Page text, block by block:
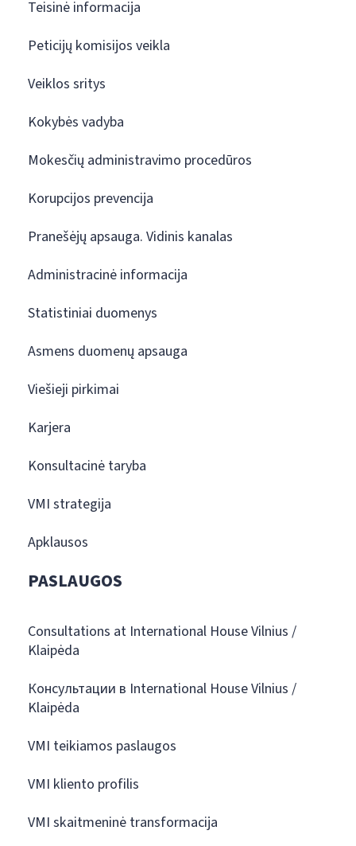
Teisinė informacija
Peticijų komisijos veikla
Veiklos sritys
Kokybės vadyba
Mokesčių administravimo procedūros
Korupcijos prevencija
Pranešėjų apsauga. Vidinis kanalas
Administracinė informacija
Statistiniai duomenys
Asmens duomenų apsauga
Viešieji pirkimai
Karjera
Konsultacinė taryba
VMI strategija
Apklausos
PASLAUGOS
Consultations at International House Vilnius /
Klaipėda
Консультации в International House Vilnius /
Klaipėda
VMI teikiamos paslaugos
VMI kliento profilis
VMI skaitmeninė transformacija